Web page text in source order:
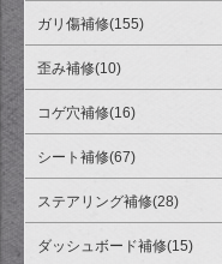
ガリ傷補修(155)
歪み補修(10)
コゲ穴補修(16)
シート補修(67)
ステアリング補修(28)
ダッシュボード補修(15)